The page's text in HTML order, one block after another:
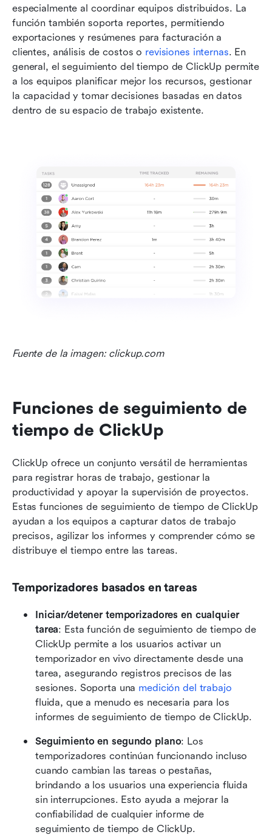
especialmente al coordinar equipos distribuidos. La
función también soporta reportes, permitiendo
exportaciones y resúmenes para facturación a
clientes, análisis de costos o revisiones internas. En
general, el seguimiento del tiempo de ClickUp permite
a los equipos planificar mejor los recursos, gestionar
la capacidad y tomar decisiones basadas en datos
dentro de su espacio de trabajo existente.
Fuente de la imagen: clickup.com
Funciones de seguimiento de
tiempo de ClickUp
ClickUp ofrece un conjunto versátil de herramientas
para registrar horas de trabajo, gestionar la
productividad y apoyar la supervisión de proyectos.
Estas funciones de seguimiento de tiempo de ClickUp
ayudan a los equipos a capturar datos de trabajo
precisos, agilizar los informes y comprender cómo se
distribuye el tiempo entre las tareas.
Temporizadores basados en tareas
Iniciar/detener temporizadores en cualquier
tarea: Esta función de seguimiento de tiempo de
ClickUp permite a los usuarios activar un
temporizador en vivo directamente desde una
tarea, asegurando registros precisos de las
sesiones. Soporta una medición del trabajo
fluida, que a menudo es necesaria para los
informes de seguimiento de tiempo de ClickUp.
Seguimiento en segundo plano: Los
temporizadores continúan funcionando incluso
cuando cambian las tareas o pestañas,
brindando a los usuarios una experiencia fluida
sin interrupciones. Esto ayuda a mejorar la
confiabilidad de cualquier informe de
seguimiento de tiempo de ClickUp.